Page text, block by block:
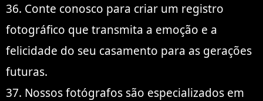
36. Conte conosco para criar um registro
fotográfico que transmita a emoção e a
felicidade do seu casamento para as gerações
futuras.
37. Nossos fotógrafos são especializados em